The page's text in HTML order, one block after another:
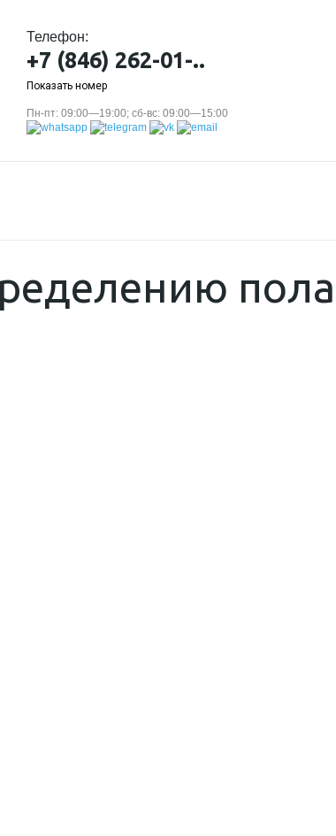
Телефон:
+7 (846) 262-01-..
Показать номер
Пн-пт: 09:00—19:00; сб-вс: 09:00—15:00
пола